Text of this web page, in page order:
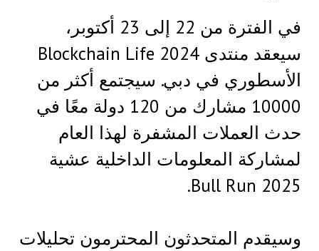
في الفترة من 22 إلى 23 أكتوبر،
سيعقد منتدى Blockchain Life 2024
الأسطوري في دبي. سيجتمع أكثر من
10000 مشارك من 120 دولة معًا في
حدث العملات المشفرة لهذا العام
لمشاركة المعلومات الداخلية عشية
Bull Run 2025.
وسيقدم المتحدثون المحترمون تحليلات